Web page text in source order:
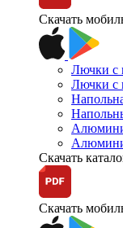
Скачать
Лючки с
Лючки с
Скачать
Скачать